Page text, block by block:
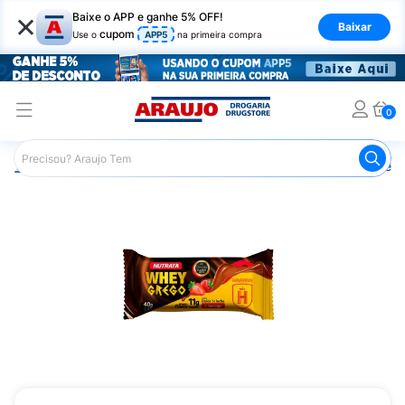
× Baixe o APP e ganhe 5% OFF!
Use o cupom APP5 na primeira compra
Baixar
0
Araujo Nutrição Saudável Barra de